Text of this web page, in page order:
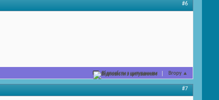
#6
Відповісти з цитуванням Вгору ▲
#7